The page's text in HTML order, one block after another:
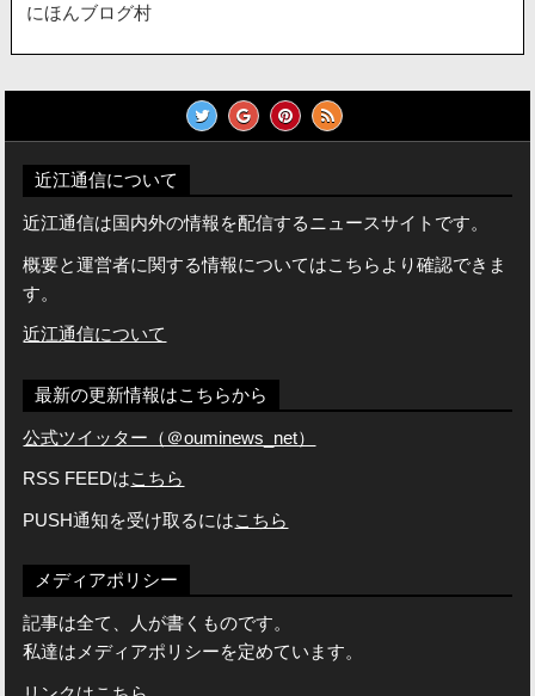
にほんブログ村
近江通信について
近江通信は国内外の情報を配信するニュースサイトです。
概要と運営者に関する情報についてはこちらより確認できま
す。
近江通信について
最新の更新情報はこちらから
公式ツイッター（＠ouminews_net）
RSS FEEDはこちら
PUSH通知を受け取るにはこちら
メディアポリシー
記事は全て、人が書くものです。
私達はメディアポリシーを定めています。